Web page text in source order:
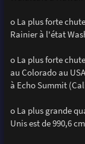
o La plus forte
Rainier à l'état
o La plus forte
au Colorado au
à Echo Summit
o La plus grande
Unis est de 990,6